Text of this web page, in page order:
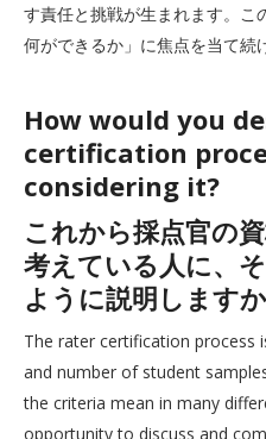
す責任と挑戦が生まれます。こ
何ができるか」に焦点を当て続
How would you
certification
considering it?
これから採点官の
考えている人に、
ように説明します
The rater certification process
and number of student
the criteria mean in many
opportunity to discuss and